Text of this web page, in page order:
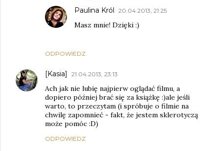
ODPOWIEDZ
Paulina Król 20.04.2013, 21:25
Masz mnie! Dzięki :)
[Kasia] 21.04.2013, 23:13
Ach jak nie lubię najpierw oglądać filmu, a
dopiero później brać się za książkę :)ale jeśli
warto, to przeczytam (i spróbuje o filmie na
chwilę zapomnieć - fakt, że jestem sklerotyczą
może pomóc :D)
ODPOWIEDZ